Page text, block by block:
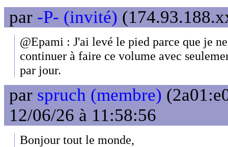
par -P- (invité)
@Epami : J'ai levé le pied parce que je
continuer à faire ce volume avec
par jour.
par spruch (membre)
12/06/26 à 11:58:56
Bonjour tout le monde,